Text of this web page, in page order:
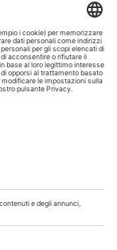
da
di ridurre la
l'utilizzo